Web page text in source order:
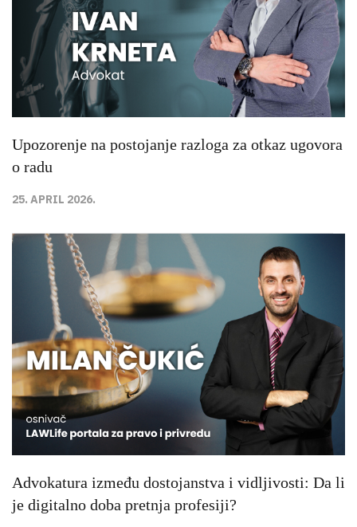
Upozorenje na postojanje razloga za otkaz ugovora
o radu
25. APRIL 2026.
Advokatura između dostojanstva i vidljivosti: Da li
je digitalno doba pretnja profesiji?